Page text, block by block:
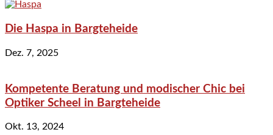
Die Haspa in Bargteheide
Dez. 7, 2025
Kompetente Beratung und modischer Chic bei
Optiker Scheel in Bargteheide
Okt. 13, 2024